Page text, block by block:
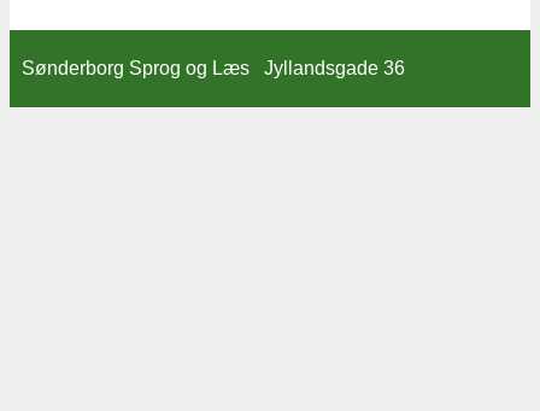
Sønderborg Sprog og Læs Jyllandsgade 36